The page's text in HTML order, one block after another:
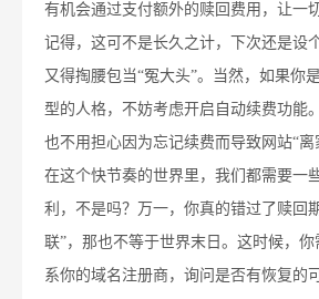
有机会通过支付额外的赎回费用，让一
记得，这可不是长久之计，下次还是设
又得掏腰包当“冤大头”。当然，如果你
型的人格，不妨考虑开启自动续费功能
也不用担心因为忘记续费而导致网站“离
在这个快节奏的世界里，我们都需要一
利，不是吗？万一，你真的错过了赎回
联”，那也不等于世界末日。这时候，
系你的域名注册商，询问是否有恢复的